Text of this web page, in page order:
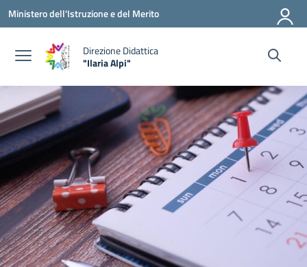
Vai ai contenuti
Vai al menu di navigazione
Vai al footer
Ministero dell'Istruzione e del Merito
Direzione Didattica
"Ilaria Alpi"